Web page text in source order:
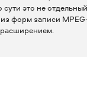
это не отдельный
форм записи